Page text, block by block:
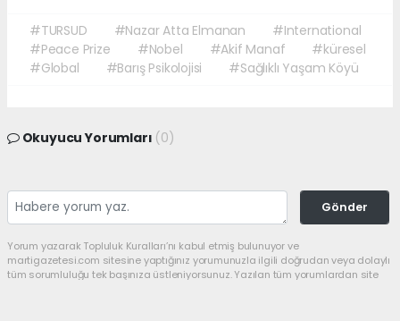
#TURSUD #Nazar Atta Elmanan
#International
#Peace Prize
#Nobel #Akif Manaf
#küresel
#Global
#Barış Psikolojisi #Sağlıklı Yaşam Köyü
Okuyucu Yorumları (0)
Gönder
Yorum yazarak Topluluk Kuralları’nı kabul etmiş bulunuyor ve
martigazetesi.com sitesine yaptığınız yorumunuzla ilgili doğrudan veya dolaylı
tüm sorumluluğu tek başınıza üstleniyorsunuz. Yazılan tüm yorumlardan site